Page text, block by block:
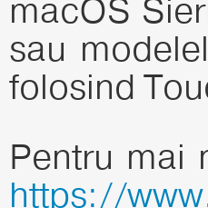
macOS
sau
folosind
Pentru mai
https://